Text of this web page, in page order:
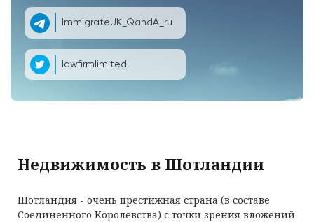
ImmigrateUK_QandA_ru
lawfirmlimited
Недвижимость в Шотландии
Шотландия - очень престижная страна (в составе
Соединенного Королевства) с точки зрения вложений